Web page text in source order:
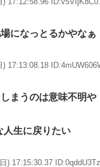
になっとるかやなぁ
) 17:13:08.18
まうのは意味不明や
人生に戻りたい
) 17:15:30.37